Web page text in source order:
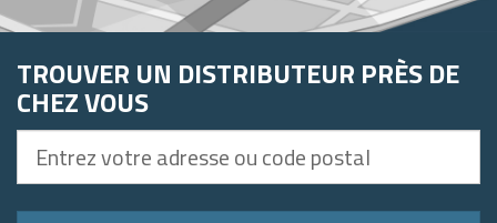
TROUVER UN DISTRIBUTEUR PRÈS DE
CHEZ VOUS
votre